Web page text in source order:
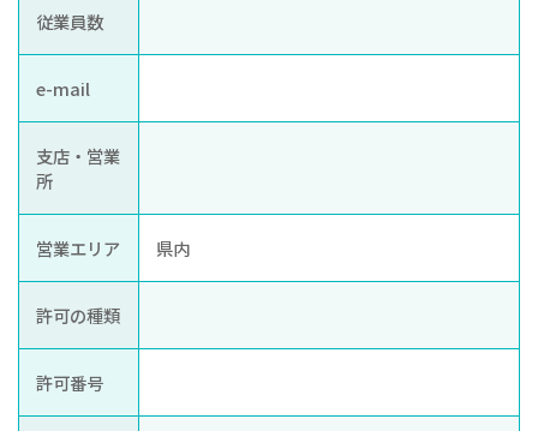
従業員数
e-mail
支店・営業
所
営業エリア 県内
許可の種類
許可番号